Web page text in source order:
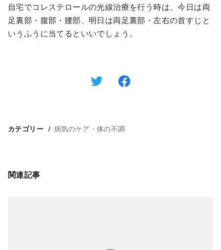
自宅でコレステロールの光線治療を行う時は、今日は両
足裏部・腹部・腰部、明日は両足裏部・左右の首すじと
いうふうに当てるといいでしょう。
カテゴリー 病気のケア・体の不調
関連記事